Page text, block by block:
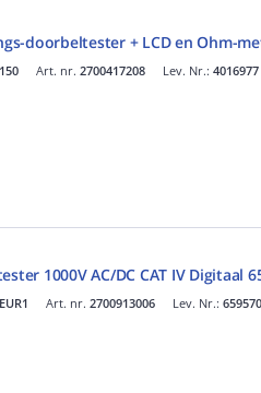
doorbeltester + LCD en Ohm-
Art. nr. 2700417208 Lev. Nr.: 4016977
1000V AC/DC CAT IV Digitaal
Art. nr. 2700913006 Lev. Nr.: 659570